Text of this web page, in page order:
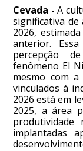
Cevada - A
significativa de
2026,
anterior.
percepção
fenômeno El
mesmo com
vinculados à
2026 está em
2025, a área
implantadas